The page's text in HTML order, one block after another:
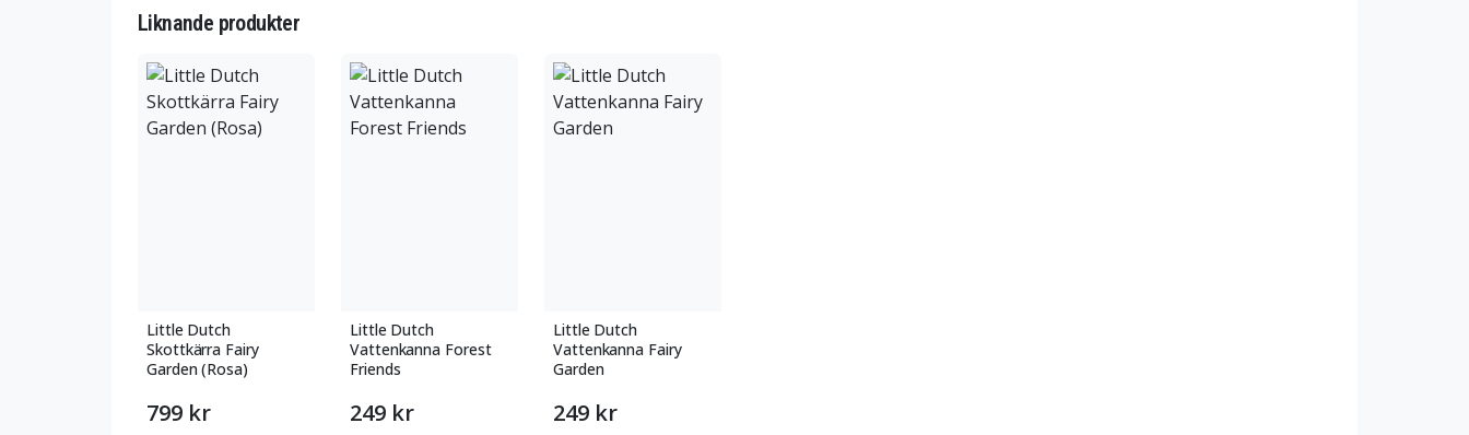
Liknande produkter
Little Dutch
Skottkärra Fairy
Garden (Rosa)
799 kr
Little Dutch
Vattenkanna Forest
Friends
249 kr
Little Dutch
Vattenkanna Fairy
Garden
249 kr